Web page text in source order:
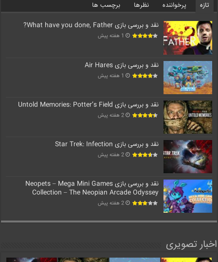
تازه پرخواننده نظرها برچسب ها
نقد و بررسی بازی What have you done, Father?
1 هفته پیش
نقد و بررسی بازی Air Hares
1 هفته پیش
نقد و بررسی بازی Untold Memories: Potter’s Field
2 هفته پیش
نقد و بررسی بازی Star Trek: Infection
2 هفته پیش
نقد و بررسی بازی Neopets – Mega Mini Games
Collection – The Neopian Arcade Odyssey
2 هفته پیش
اخبار تصویری